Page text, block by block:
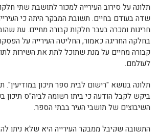
תלונה על סירוב העירייה למכור לתושבת שתי
שדה בעודם בחיים. תשובת המבקר היתה כי
חריגות ומכרה בעבר חלקות קבורה מחיים. עת
בחלקה החריגה כאמור, החליטה העירייה על
קבורה מחיים על מנת שתוכל לתת את השירות
לעולמם.
תלונה בנושא "רישום לבית ספר תיכון במודיעין".
ביקש לקבל הודעה כי ביתו רשומה לביה"ס תיכון
השיבוצים של תושבי העיר בבתי הספר.
התשובה שקיבל ממבקר העירייה היא שלא ניתן